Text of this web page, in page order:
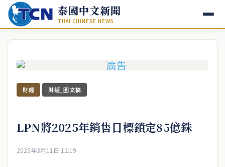
泰國中文新聞
THAI CHINESE NEWS
財經 財經_圖文稿
LPN將2025年銷售目標鎖定85億銖
2025年3月11日 12:19